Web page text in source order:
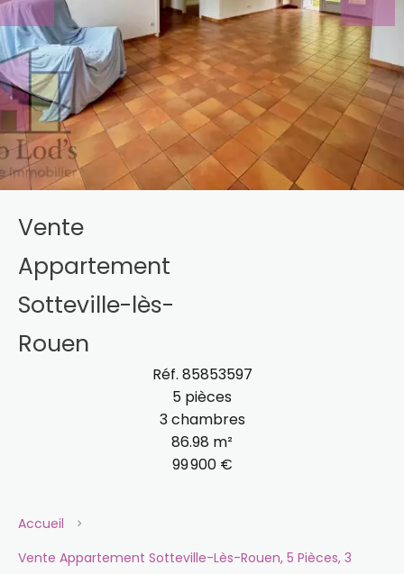
Vente
Appartement
Sotteville-lès-
Rouen
Réf. 85853597
5 pièces
3 chambres
86.98 m²
99 900 €
Accueil
Vente Appartement Sotteville-Lès-Rouen, 5 Pièces, 3